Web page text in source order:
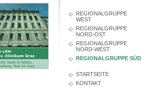
REGIONALGRUPPE
WEST
REGIONALGRUPPE
NORD-OST
REGIONALGRUPPE
NORD-WEST
REGIONALGRUPPE SÜD
STARTSEITE
KONTAKT